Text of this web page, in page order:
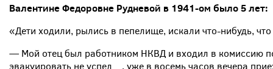
Валентине Федоровне Рудневой в 1941-ом было 5 лет:
«Дети ходили, рылись в пепелище, искали что-нибудь,
— Мой отец был работником НКВД и входил в комиссию
эвакуировать не успел…, уже в восемь часов вечера